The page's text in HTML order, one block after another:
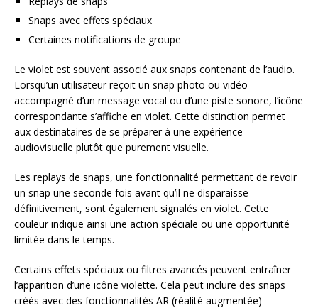
Snaps avec effets spéciaux
Certaines notifications de groupe
Le violet est souvent associé aux snaps contenant de l’audio.
Lorsqu’un utilisateur reçoit un snap photo ou vidéo
accompagné d’un message vocal ou d’une piste sonore, l’icône
correspondante s’affiche en violet. Cette distinction permet
aux destinataires de se préparer à une expérience
audiovisuelle plutôt que purement visuelle.
Les replays de snaps, une fonctionnalité permettant de revoir
un snap une seconde fois avant qu’il ne disparaisse
définitivement, sont également signalés en violet. Cette
couleur indique ainsi une action spéciale ou une opportunité
limitée dans le temps.
Certains effets spéciaux ou filtres avancés peuvent entraîner
l’apparition d’une icône violette. Cela peut inclure des snaps
créés avec des fonctionnalités AR (réalité augmentée)